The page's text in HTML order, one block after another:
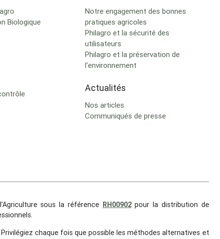
Biologique
Notre engagement des bonnes
pratiques agricoles
Philagro et la sécurité des
utilisateurs
Philagro et la préservation de
l'environnement
Actualités
Nos articles
Communiqués de presse
sous la référence RH00902pour la distribution de
chaque fois que possible les méthodes alternatives et